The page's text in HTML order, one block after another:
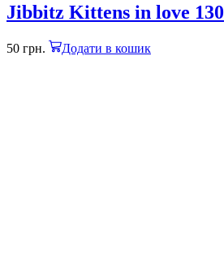
Jibbitz Kittens in love 130
50 грн. Додати в кошик